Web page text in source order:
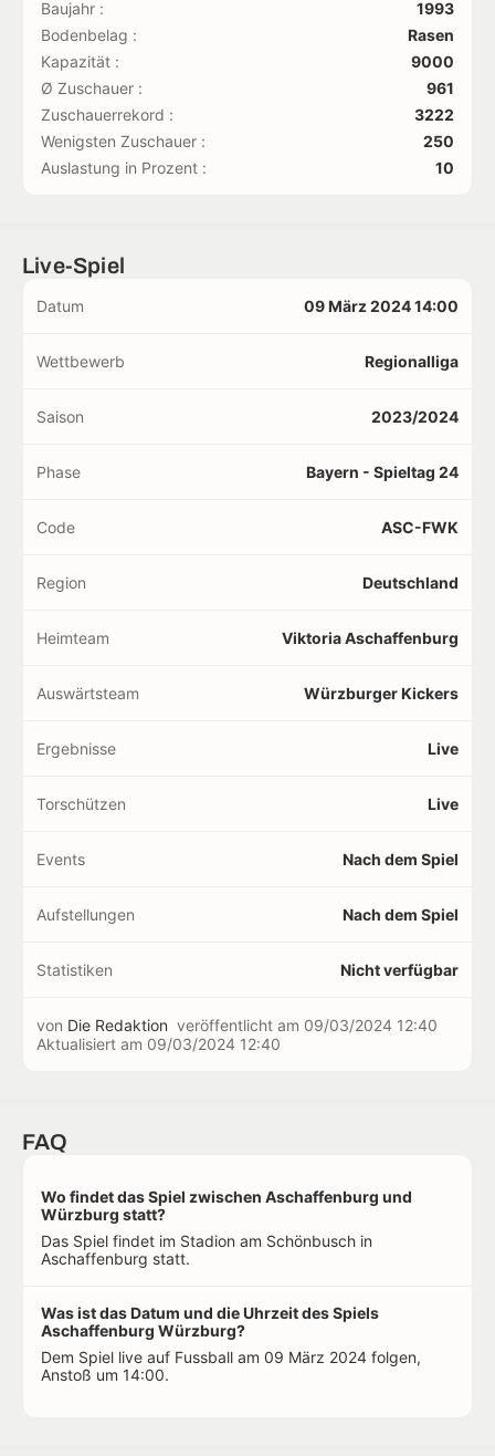
Baujahr :
1993
Bodenbelag :
Rasen
Kapazität :
9000
Ø Zuschauer :
961
Zuschauerrekord :
3222
Wenigsten Zuschauer :
250
Auslastung in Prozent :
10
Live-Spiel
Datum 09 März 2024 14:00
Wettbewerb Regionalliga
Saison 2023/2024
Phase Bayern - Spieltag 24
Code ASC-FWK
Region Deutschland
Heimteam Viktoria Aschaffenburg
Auswärtsteam Würzburger Kickers
Ergebnisse Live
Torschützen Live
Events Nach dem Spiel
Aufstellungen Nach dem Spiel
Statistiken Nicht verfügbar
von Die Redaktion veröffentlicht am 09/03/2024 12:40
Aktualisiert am 09/03/2024 12:40
FAQ
Wo findet das Spiel zwischen Aschaffenburg und
Würzburg statt?
Das Spiel findet im Stadion am Schönbusch in
Aschaffenburg statt.
Was ist das Datum und die Uhrzeit des Spiels
Aschaffenburg Würzburg?
Dem Spiel live auf Fussball am 09 März 2024 folgen,
Anstoß um 14:00.